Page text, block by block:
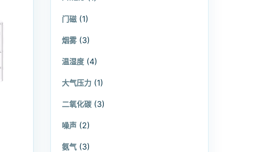
门磁 (1)
烟雾 (3)
温湿度 (4)
大气压力 (1)
二氧化碳 (3)
噪声 (2)
氨气 (3)